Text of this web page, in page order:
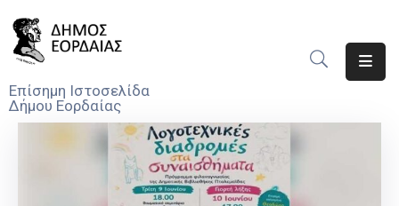
Επίσημη Ιστοσελίδα
Δήμου Εορδαίας
Ο